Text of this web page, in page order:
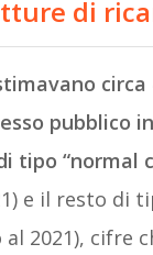
di
circa
pubblico
tipo “normal
e il resto di
2021), cifre